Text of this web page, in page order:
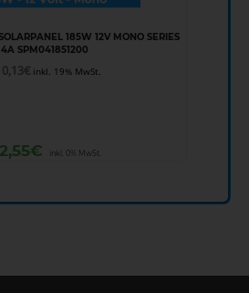
185W 12V MONO SERIES
4A SPM041851200
€inkl. 19% MwSt.
€ inkl. 0% MwSt.